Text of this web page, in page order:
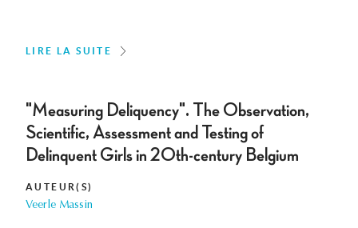
LIRE LA SUITE
"Measuring Deliquency". The Observation,
Scientific, Assessment and Testing of
Delinquent Girls in 20th-century Belgium
AUTEUR(S)
Veerle Massin